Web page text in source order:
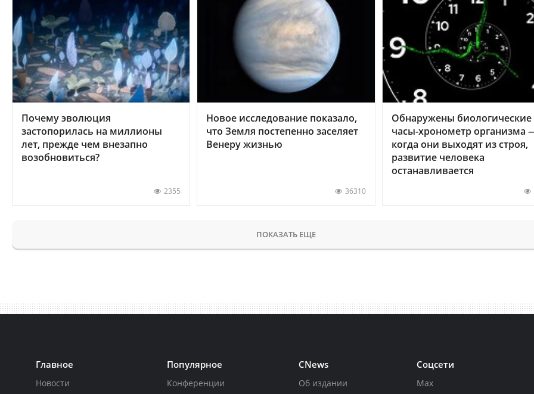
Почему эволюция
застопорилась на миллионы
лет, прежде чем внезапно
возобновиться?
2355
Новое исследование показало,
что Земля постепенно заселяет
Венеру жизнью
36310
Обнаружены биологические
часы-хронометр организма
когда они выходят из строя,
развитие человека
останавливается
ПОКАЗАТЬ ЕЩЕ
Главное
Новости
Популярное
Конференции
CNews
Об издании
Соцсети
Max